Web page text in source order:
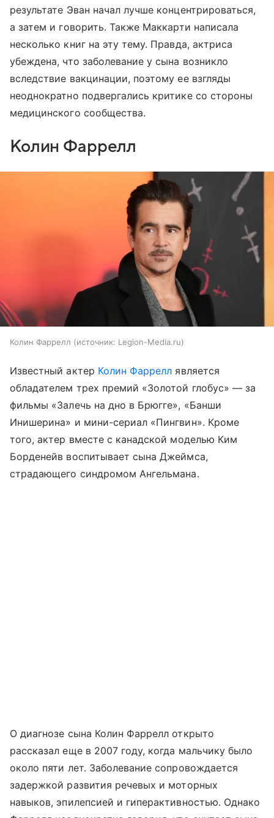
результате Эван начал лучше концентрироваться,
а затем и говорить. Также Маккарти написала
несколько книг на эту тему. Правда, актриса
убеждена, что заболевание у сына возникло
вследствие вакцинации, поэтому ее взгляды
неоднократно подвергались критике со стороны
медицинского сообщества.
Колин Фаррелл
Колин Фаррелл источник: Legion-Media.ru
Известный актер Колин Фаррелл является
обладателем трех премий «Золотой глобус» — за
фильмы «Залечь на дно в Брюгге», «Банши
Инишерина» и мини-сериал «Пингвин». Кроме
того, актер вместе с канадской моделью Ким
Борденейв воспитывает сына Джеймса,
страдающего синдромом Ангельмана.
О диагнозе сына Колин Фаррелл открыто
рассказал еще в 2007 году, когда мальчику было
около пяти лет. Заболевание сопровождается
задержкой развития речевых и моторных
навыков, эпилепсией и гиперактивностью. Однако